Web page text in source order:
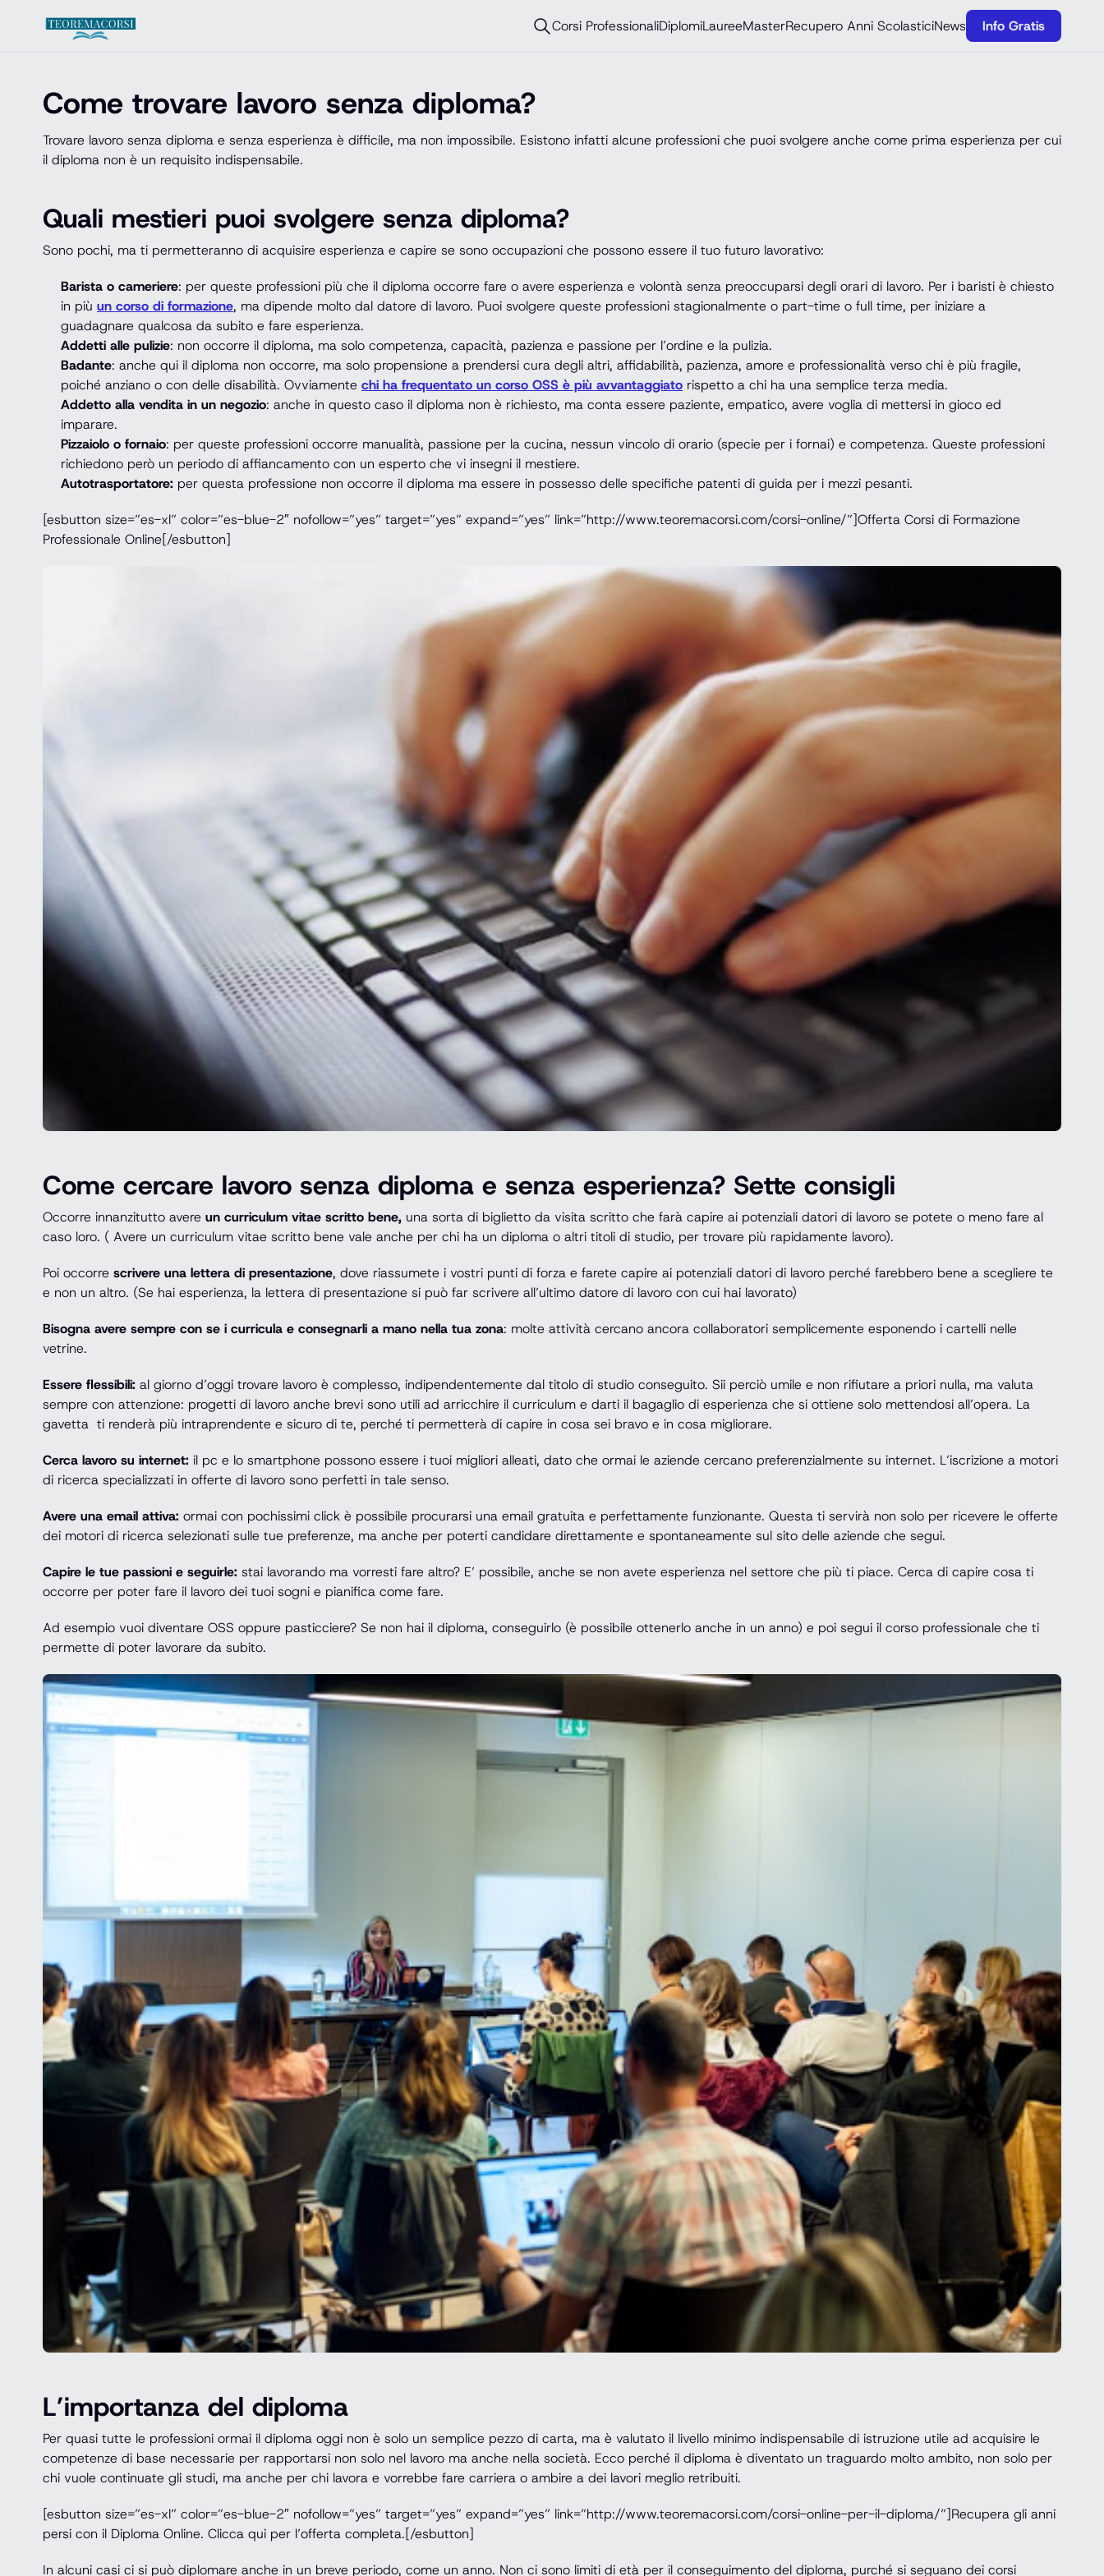
Corsi ProfessionaliDiplomiLaureeMasterRecupero Anni ScolasticiNews Info Gratis
Come trovare lavoro senza diploma?
Trovare lavoro senza diploma e senza esperienza è difficile, ma non impossibile. Esistono infatti alcune professioni che puoi svolgere anche come prima esperienza per cui
il diploma non è un requisito indispensabile.
Quali mestieri puoi svolgere senza diploma?
Sono pochi, ma ti permetteranno di acquisire esperienza e capire se sono occupazioni che possono essere il tuo futuro lavorativo:
Barista o cameriere: per queste professioni più che il diploma occorre fare o avere esperienza e volontà senza preoccuparsi degli orari di lavoro. Per i baristi è chiesto
in più un corso di formazione, ma dipende molto dal datore di lavoro. Puoi svolgere queste professioni stagionalmente o part-time o full time, per iniziare a
guadagnare qualcosa da subito e fare esperienza.
Addetti alle pulizie: non occorre il diploma, ma solo competenza, capacità, pazienza e passione per l’ordine e la pulizia.
Badante: anche qui il diploma non occorre, ma solo propensione a prendersi cura degli altri, affidabilità, pazienza, amore e professionalità verso chi è più fragile,
poiché anziano o con delle disabilità. Ovviamente chi ha frequentato un corso OSS è più avvantaggiato rispetto a chi ha una semplice terza media.
Addetto alla vendita in un negozio: anche in questo caso il diploma non è richiesto, ma conta essere paziente, empatico, avere voglia di mettersi in gioco ed
imparare.
Pizzaiolo o fornaio: per queste professioni occorre manualità, passione per la cucina, nessun vincolo di orario (specie per i fornai) e competenza. Queste professioni
richiedono però un periodo di affiancamento con un esperto che vi insegni il mestiere.
Autotrasportatore: per questa professione non occorre il diploma ma essere in possesso delle specifiche patenti di guida per i mezzi pesanti.
[esbutton size=”es-xl” color=”es-blue-2″ nofollow=”yes” target=”yes” expand=”yes” link=”http://www.teoremacorsi.com/corsi-online/”]Offerta Corsi di Formazione
Professionale Online[/esbutton]
Come cercare lavoro senza diploma e senza esperienza? Sette consigli
Occorre innanzitutto avere un curriculum vitae scritto bene, una sorta di biglietto da visita scritto che farà capire ai potenziali datori di lavoro se potete o meno fare al
caso loro. ( Avere un curriculum vitae scritto bene vale anche per chi ha un diploma o altri titoli di studio, per trovare più rapidamente lavoro).
Poi occorre scrivere una lettera di presentazione, dove riassumete i vostri punti di forza e farete capire ai potenziali datori di lavoro perché farebbero bene a scegliere te
e non un altro. (Se hai esperienza, la lettera di presentazione si può far scrivere all’ultimo datore di lavoro con cui hai lavorato)
Bisogna avere sempre con se i curricula e consegnarli a mano nella tua zona: molte attività cercano ancora collaboratori semplicemente esponendo i cartelli nelle
vetrine.
Essere flessibili: al giorno d’oggi trovare lavoro è complesso, indipendentemente dal titolo di studio conseguito. Sii perciò umile e non rifiutare a priori nulla, ma valuta
sempre con attenzione: progetti di lavoro anche brevi sono utili ad arricchire il curriculum e darti il bagaglio di esperienza che si ottiene solo mettendosi all’opera. La
gavetta ti renderà più intraprendente e sicuro di te, perché ti permetterà di capire in cosa sei bravo e in cosa migliorare.
Cerca lavoro su internet: il pc e lo smartphone possono essere i tuoi migliori alleati, dato che ormai le aziende cercano preferenzialmente su internet. L’iscrizione a motori
di ricerca specializzati in offerte di lavoro sono perfetti in tale senso.
Avere una email attiva: ormai con pochissimi click è possibile procurarsi una email gratuita e perfettamente funzionante. Questa ti servirà non solo per ricevere le offerte
dei motori di ricerca selezionati sulle tue preferenze, ma anche per poterti candidare direttamente e spontaneamente sul sito delle aziende che segui.
Capire le tue passioni e seguirle: stai lavorando ma vorresti fare altro? E’ possibile, anche se non avete esperienza nel settore che più ti piace. Cerca di capire cosa ti
occorre per poter fare il lavoro dei tuoi sogni e pianifica come fare.
Ad esempio vuoi diventare OSS oppure pasticciere? Se non hai il diploma, conseguirlo (è possibile ottenerlo anche in un anno) e poi segui il corso professionale che ti
permette di poter lavorare da subito.
L’importanza del diploma
Per quasi tutte le professioni ormai il diploma oggi non è solo un semplice pezzo di carta, ma è valutato il livello minimo indispensabile di istruzione utile ad acquisire le
competenze di base necessarie per rapportarsi non solo nel lavoro ma anche nella società. Ecco perché il diploma è diventato un traguardo molto ambito, non solo per
chi vuole continuate gli studi, ma anche per chi lavora e vorrebbe fare carriera o ambire a dei lavori meglio retribuiti.
[esbutton size=”es-xl” color=”es-blue-2″ nofollow=”yes” target=”yes” expand=”yes” link=”http://www.teoremacorsi.com/corsi-online-per-il-diploma/”]Recupera gli anni
persi con il Diploma Online. Clicca qui per l’offerta completa.[/esbutton]
In alcuni casi ci si può diplomare anche in un breve periodo, come un anno. Non ci sono limiti di età per il conseguimento del diploma, purché si seguano dei corsi